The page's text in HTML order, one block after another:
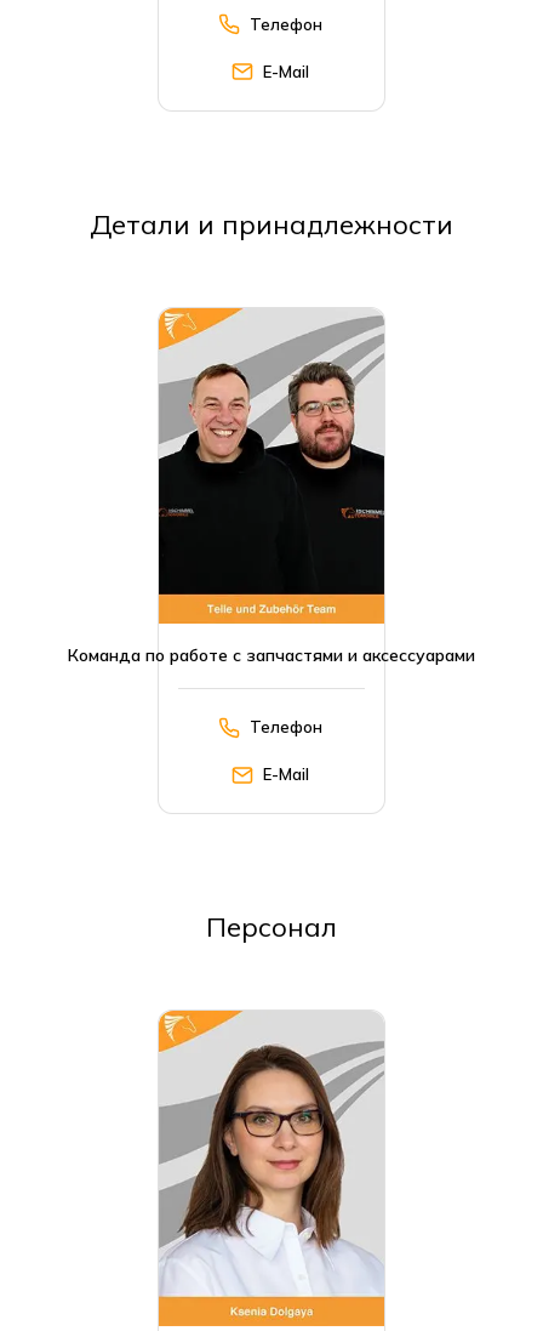
Телефон
E-Mail
Детали и принадлежности
Команда по работе с запчастями и аксессуарами
Телефон
E-Mail
Персонал